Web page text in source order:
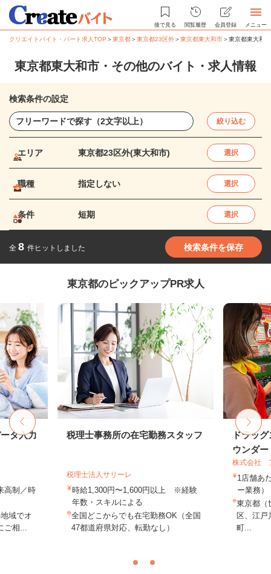
後で見る 閲覧履歴 会員登録 メニュー
クリエイトバイト・パート求人TOP ＞東京都＞東京都23区外＞東京都東大和市＞東京都東大和
東京都東大和市・その他のバイト・求人情報
検索条件の設定
絞り込む
エリア 東京都23区外(東大和市) 選択
職種 指定しない 選択
条件 短期 選択
全 8 件ヒットしました 検索条件を保存
東京都のピックアップPR求人
タ入力
高制／時
域でオ
相...
税理士事務所の在宅勤務スタッフ
税理士法人サリーレ
時給1,300円〜1,600円以上 ※経験
年数・スキルによる
全国どこからでも在宅勤務OK（全国
47都道府県対応、転勤なし）
ドラッ
ウンダ
株式会社
1店舗あ
ー業務
東京都（
区、江戸
町...